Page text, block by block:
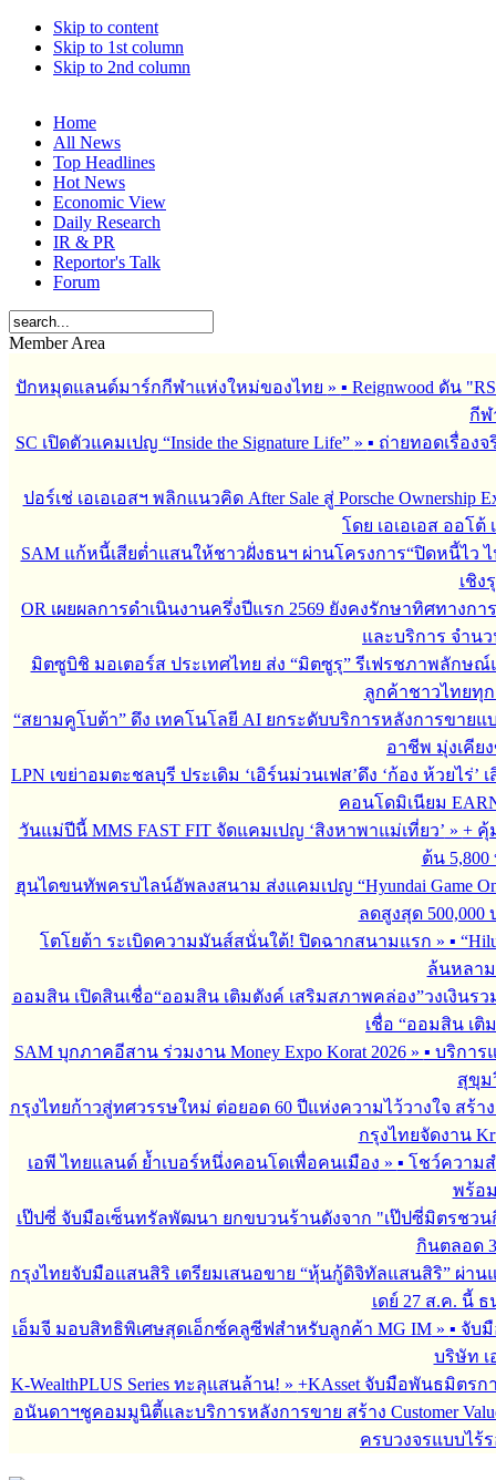
Skip to content
Skip to 1st column
Skip to 2nd column
Home
All News
Top Headlines
Hot News
Economic View
Daily Research
IR & PR
Reportor's Talk
Forum
Member Area
ปักหมุดแลนด์มาร์กกีฬาแห่งใหม่ของไทย » ▪︎ Reignwood ดัน
กีฬ
SC เปิดตัวแคมเปญ “Inside the Signature Life” » ▪︎ ถ่ายทอดเรื่อง
ปอร์เช่ เอเอเอสฯ พลิกแนวคิด After Sale สู่ Porsche Ownership
โดย เอเอเอส ออโ
SAM แก้หนี้เสียต่ำแสนให้ชาวฝั่งธนฯ ผ่านโครงการ“ปิดหนี้ไว
เชิง
OR เผยผลการดำเนินงานครึ่งปีแรก 2569 ยังคงรักษาทิศทางกา
และบริการ จำนว
มิตซูบิชิ มอเตอร์ส ประเทศไทย ส่ง “มิตซูรุ” รีเฟรชภาพลักษณ์
ลูกค้าชาวไทยทุก
“สยามคูโบต้า” ดึง เทคโนโลยี AI ยกระดับบริการหลังการขาย
อาชีพ มุ่งเคีย
LPN เขย่าอมตะชลบุรี ประเดิม ‘เอิร์นม่วนเฟส’ดึง ‘ก้อง ห้วยไร่’
คอนโดมิเนียม
วันแม่ปีนี้ MMS FAST FIT จัดแคมเปญ ‘สิงหาพาแม่เที่ยว’ » + คุ้
ต้น
ฮุนไดขนทัพครบไลน์อัพลงสนาม ส่งแคมเปญ “Hyundai Game
ลดสูงสุด 500,000
โตโยต้า ระเบิดความมันส์สนั่นใต้! ปิดฉากสนามแรก » ▪︎
ล้นหลาม
ออมสิน เปิดสินเชื่อ“ออมสิน เติมตังค์ เสริมสภาพคล่อง”วงเงินรว
เชื่อ “ออมสิน เติ
SAM บุกภาคอีสาน ร่วมงาน Money Expo Korat 2026» ▪︎ บริกา
สุขุม
กรุงไทยก้าวสู่ทศวรรษใหม่ ต่อยอด 60 ปีแห่งความไว้วางใจ สร้
กรุงไทยจัดงาน
เอพี ไทยแลนด์ ย้ำเบอร์หนึ่งคอนโดเพื่อคนเมือง » ▪︎ โชว์ความ
พร้อ
เป๊ปซี่ จับมือเซ็นทรัลพัฒนา ยกขบวนร้านดังจาก "เป๊ปซี่มิตรชว
กินตลอด
กรุงไทยจับมือแสนสิริ เตรียมเสนอขาย “หุ้นกู้ดิจิทัลแสนสิริ” ผ่าน
เดย์ 27 ส.ค. นี้
เอ็มจี มอบสิทธิพิเศษสุดเอ็กซ์คลูซีฟสำหรับลูกค้า MG IM» ▪︎ จับ
บริษัท เ
K-WealthPLUS Series ทะลุแสนล้าน! » +KAsset จับมือพันธมิตรการ
อนันดาฯชูคอมมูนิตี้และบริการหลังการขาย สร้าง Customer
ครบวงจรแบบไร้